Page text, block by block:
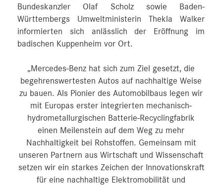
Bundeskanzler Olaf Scholz sowie Baden-
Württembergs Umweltministerin Thekla Walker
informierten sich anlässlich der Eröffnung im
badischen Kuppenheim vor Ort.
„Mercedes-Benz hat sich zum Ziel gesetzt, die
begehrenswertesten Autos auf nachhaltige Weise
zu bauen. Als Pionier des Automobilbaus legen wir
mit Europas erster integrierten mechanisch-
hydrometallurgischen Batterie-Recyclingfabrik
einen Meilenstein auf dem Weg zu mehr
Nachhaltigkeit bei Rohstoffen. Gemeinsam mit
unseren Partnern aus Wirtschaft und Wissenschaft
setzen wir ein starkes Zeichen der Innovationskraft
für eine nachhaltige Elektromobilität und